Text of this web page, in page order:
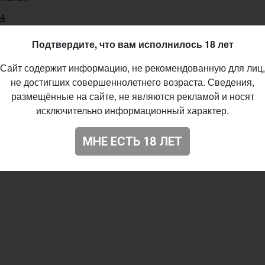
Подтвердите, что вам исполнилось 18 лет
Сайт содержит информацию, не рекомендованную для лиц,
не достигших совершеннолетнего возраста. Сведения,
размещённые на сайте, не являются рекламой и носят
исключительно информационный характер.
МНЕ ЕСТЬ 18 ЛЕТ